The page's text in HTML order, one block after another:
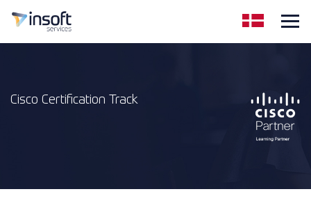
Cisco Certification Track